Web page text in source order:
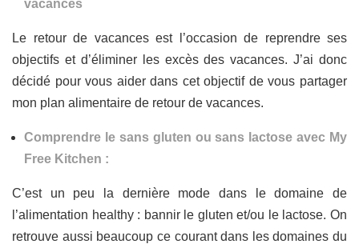
vacances
Le retour de vacances est l’occasion de reprendre ses
objectifs et d’éliminer les excès des vacances. J’ai donc
décidé pour vous aider dans cet objectif de vous partager
mon plan alimentaire de retour de vacances.
Comprendre le sans gluten ou sans lactose avec My
Free Kitchen :
C’est un peu la dernière mode dans le domaine de
l’alimentation healthy : bannir le gluten et/ou le lactose. On
retrouve aussi beaucoup ce courant dans les domaines du